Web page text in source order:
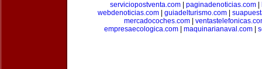
serviciopostventa.com
paginadenoticias.com
webdenoticias.com
guiadelturismo.com
mercadocoches.com|
empresaecologica.com| maquinarianaval.com|